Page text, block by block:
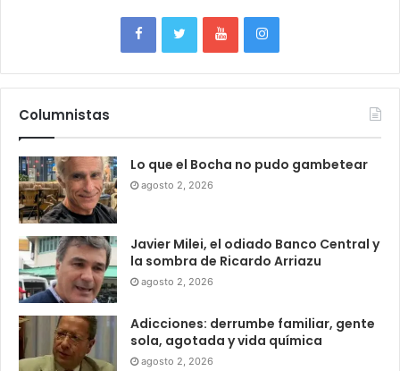
Columnistas
Lo que el Bocha no pudo gambetear
agosto 2, 2026
Javier Milei, el odiado Banco Central y
la sombra de Ricardo Arriazu
agosto 2, 2026
Adicciones: derrumbe familiar, gente
sola, agotada y vida química
agosto 2, 2026